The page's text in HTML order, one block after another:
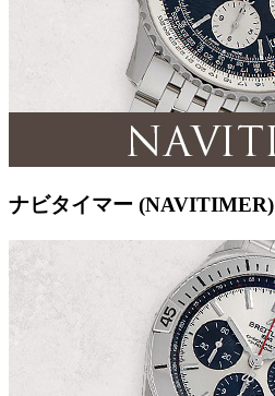
ナビタイマー (NAVITIMER)